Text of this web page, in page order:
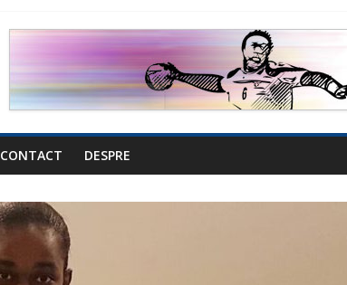
CONTACT DESPRE